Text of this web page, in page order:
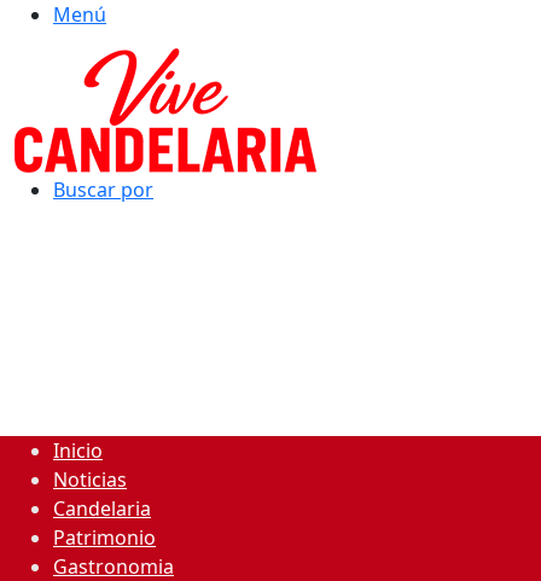
Menú
Buscar por
Inicio
Noticias
Candelaria
Patrimonio
Gastronomia